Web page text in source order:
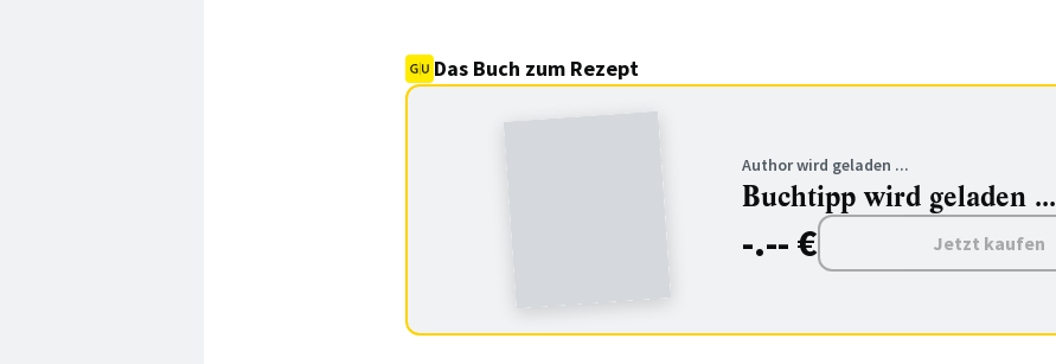
Das Buch zum Rezept
Author wird geladen ...
Buchtipp wird geladen ...
-.-- € Jetzt kaufen